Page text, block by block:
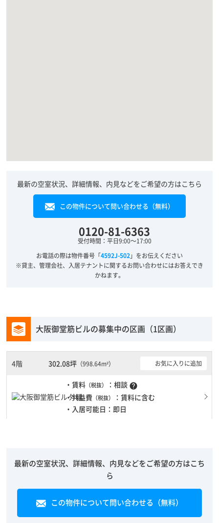
最新の空室状況、詳細情報、内見などをご希望の方はこちら
この物件について問い合わせる（無料）
0120-81-6363
受付時間：平日9:00～17:00
お電話の際は物件番号「4592J-502」をお伝えください
※貸主、管理会社、入居テナントに関するお問い合わせにはお答えでき
かねます。
大阪御堂筋ビルの募集中の区画（1区画）
4階 302.08坪 （998.64m²） お気に入りに追加
・賃料 （税抜） ：相談 help
・共益費 （税抜）
：賃料に含む
・入居可能日：即日
最新の空室状況、詳細情報、内見などをご希望の方はこち
ら
この物件について問い合わせる（無料）